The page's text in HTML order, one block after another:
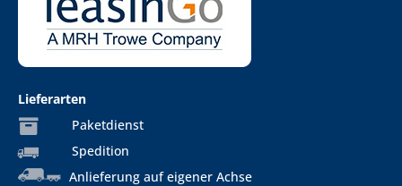
Lieferarten
Paketdienst
Spedition
Anlieferung auf eigener Achse